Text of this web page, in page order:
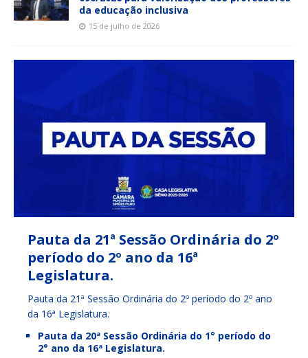
da educação inclusiva
15 de julho de 2026
Pauta da 21ª Sessão Ordinária do 2º
período do 2º ano da 16ª
Legislatura.
Pauta da 21ª Sessão Ordinária do 2º período do 2º ano
da 16ª Legislatura.
Pauta da 20ª Sessão Ordinária do 1° período do
2° ano da 16ª Legislatura.